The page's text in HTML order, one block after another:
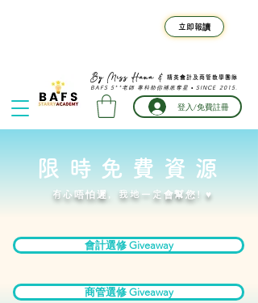
立即報讀
登入/免費註冊
By Miss Hana &
精英會計及商管教學團隊
BAFS 5**老師 專科助你補底奪星 • SINCE 2015.
限時免費資源
​有心唔怕遲，我地一定會幫您! ♥
會計選修 Giveaway
商管選修 Giveaway